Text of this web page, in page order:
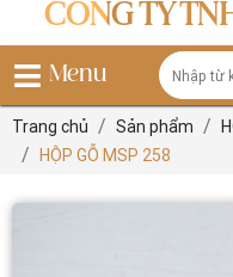
CÔNG TY
Menu
Trang chủ Sản phẩm
HỘP GỖ MSP 258